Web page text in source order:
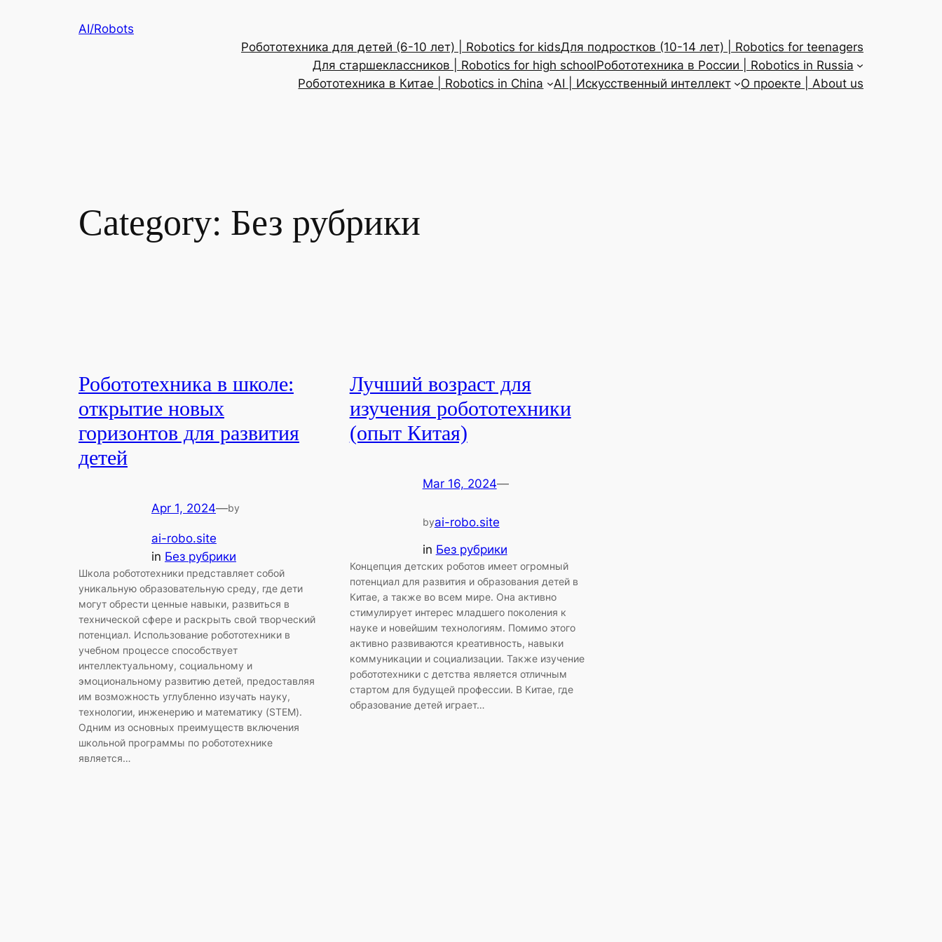
AI/Robots
Робототехника для детей (6-10 лет) | Robotics for kidsДля подростков (10-14 лет) | Robotics for teenagers
Для старшеклассников | Robotics for high schoolРобототехника в России | Robotics in Russia
Робототехника в Китае | Robotics in China
AI | Искусственный интеллект О проекте | About us
Category: Без рубрики
Робототехника в школе:
открытие новых
горизонтов для развития
детей
Apr 1, 2024—by
ai-robo.site
in Без рубрики
Школа робототехники представляет собой
уникальную образовательную среду, где дети
могут обрести ценные навыки, развиться в
технической сфере и раскрыть свой творческий
потенциал. Использование робототехники в
учебном процессе способствует
интеллектуальному, социальному и
эмоциональному развитию детей, предоставляя
им возможность углубленно изучать науку,
технологии, инженерию и математику (STEM).
Одним из основных преимуществ включения
школьной программы по робототехнике
является…
Лучший возраст для
изучения робототехники
(опыт Китая)
Mar 16, 2024—
byai-robo.site
in Без рубрики
Концепция детских роботов имеет огромный
потенциал для развития и образования детей в
Китае, а также во всем мире. Она активно
стимулирует интерес младшего поколения к
науке и новейшим технологиям. Помимо этого
активно развиваются креативность, навыки
коммуникации и социализации. Также изучение
робототехники с детства является отличным
стартом для будущей профессии. В Китае, где
образование детей играет…